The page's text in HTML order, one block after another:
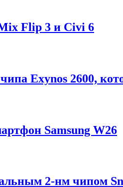
Flip 3 и Civi 6
Exynos 2600,
Samsung W26
2-нм чипом